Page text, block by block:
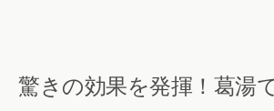
驚きの効果を発揮！葛湯